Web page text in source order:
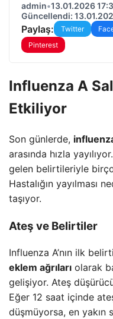
admin•13.01.2026
Güncellendi:
Paylaş: Twitter
Pinterest
Influenza A
Etkiliyor
Son günlerde,
arasında hızla
gelen belirtileriyle
Hastalığın yayılması
taşıyor.
Ateş ve Belirtiler
Influenza A’nın ilk
eklem ağrıları olarak
gelişiyor. Ateş
Eğer 12 saat içinde
düşmüyorsa, en yakın